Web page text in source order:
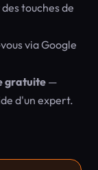
touches de
via Google
gratuite —
d'un expert.